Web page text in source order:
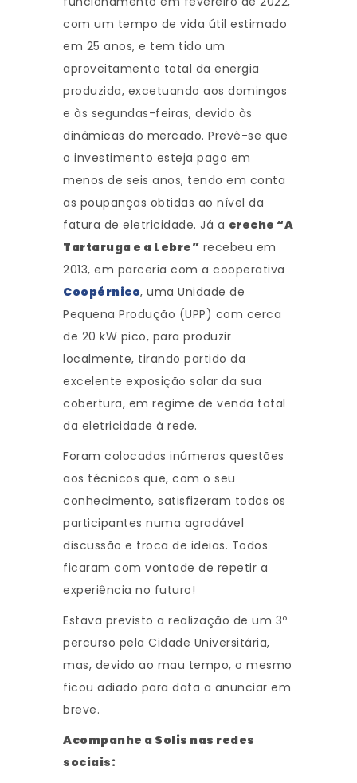
com um tempo de vida útil estimado
em 25 anos, e tem tido um
aproveitamento total da energia
produzida, excetuando aos domingos
e às segundas-feiras, devido às
dinâmicas do mercado. Prevê-se que
o investimento esteja pago em
menos de seis anos, tendo em conta
as poupanças obtidas ao nível da
fatura de eletricidade. Já a creche “A
Tartaruga e a Lebre” recebeu em
2013, em parceria com a cooperativa
Coopérnico, uma Unidade de
Pequena Produção (UPP) com cerca
de 20 kW pico, para produzir
localmente, tirando partido da
excelente exposição solar da sua
cobertura, em regime de venda total
da eletricidade à rede.
Foram colocadas inúmeras questões
aos técnicos que, com o seu
conhecimento, satisfizeram todos os
participantes numa agradável
discussão e troca de ideias. Todos
ficaram com vontade de repetir a
experiência no futuro!
Estava previsto a realização de um 3º
percurso pela Cidade Universitária,
mas, devido ao mau tempo, o mesmo
ficou adiado para data a anunciar em
breve.
Acompanhe a Solis nas redes
sociais: